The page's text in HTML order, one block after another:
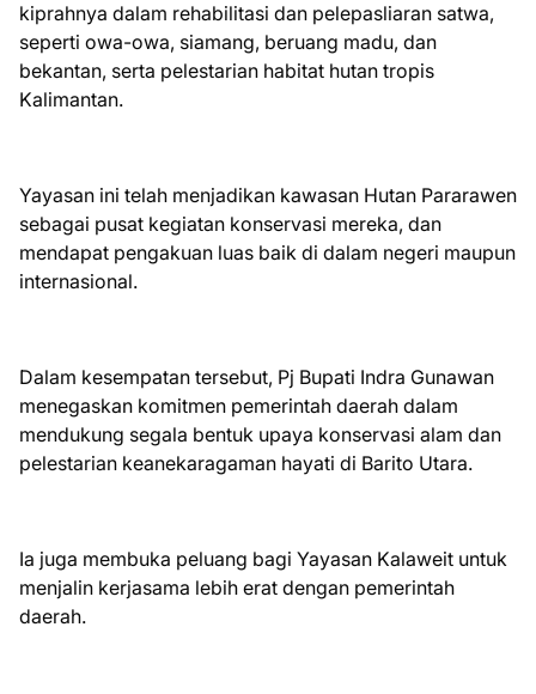
kiprahnya dalam rehabilitasi dan pelepasliaran satwa,
seperti owa-owa, siamang, beruang madu, dan
bekantan, serta pelestarian habitat hutan tropis
Kalimantan.
Yayasan ini telah menjadikan kawasan Hutan Pararawen
sebagai pusat kegiatan konservasi mereka, dan
mendapat pengakuan luas baik di dalam negeri maupun
internasional.
Dalam kesempatan tersebut, Pj Bupati Indra Gunawan
menegaskan komitmen pemerintah daerah dalam
mendukung segala bentuk upaya konservasi alam dan
pelestarian keanekaragaman hayati di Barito Utara.
Ia juga membuka peluang bagi Yayasan Kalaweit untuk
menjalin kerjasama lebih erat dengan pemerintah
daerah.